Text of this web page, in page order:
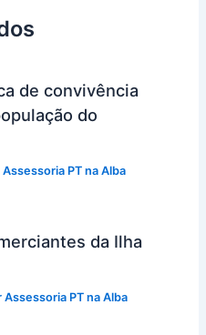
de convivência
do
Assessoria PT na Alba
da Ilha
Assessoria PT na Alba